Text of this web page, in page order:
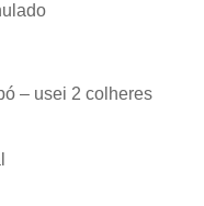
– usei 2 colheres